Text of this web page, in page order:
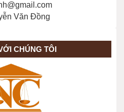
Văn Đồng
CHÚNG TÔI